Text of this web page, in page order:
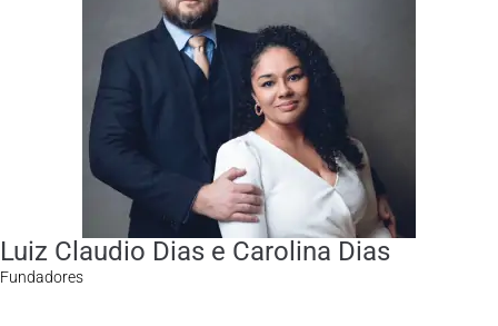
Luiz Claudio Dias e Carolina Dias
Fundadores